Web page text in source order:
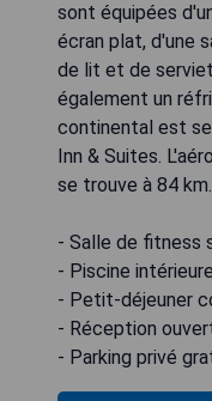
sont équipées
écran plat, d'une
de lit et de
également un
continental est
Inn & Suites.
se trouve à 84 km.
- Salle de fitness
- Piscine
- Petit-déjeuner
- Réception
- Parking privé